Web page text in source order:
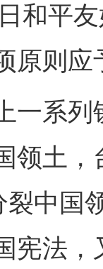
平友
原则应
系列
领土，
裂中国
宪法